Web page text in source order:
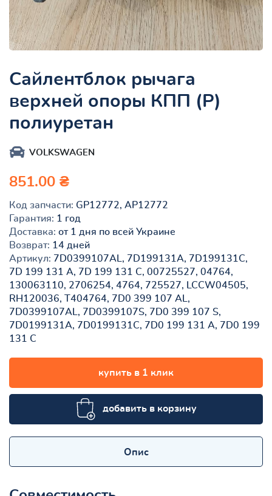
Сайлентблок рычага
верхней опоры КПП (P)
полиуретан
VOLKSWAGEN
851.00 ₴
Код запчасти: GP12772, AP12772
Гарантия: 1 год
Доставка: от 1 дня по всей Украине
Возврат: 14 дней
Артикул: 7D0399107AL, 7D199131A, 7D199131C,
7D 199 131 A, 7D 199 131 C, 00725527, 04764,
130063110, 2706254, 4764, 725527, LCCW04505,
RH120036, T404764, 7D0 399 107 AL,
7D0399107AL, 7D0399107S, 7D0 399 107 S,
7D0199131A, 7D0199131C, 7D0 199 131 A, 7D0 199
131 C
купить в 1 клик
добавить в корзину
Опис